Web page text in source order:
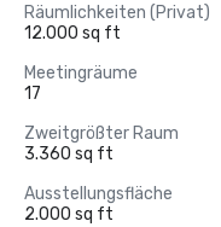
Räumlichkeiten (Privat)
12.000 sq ft
Meetingräume
17
Zweitgrößter Raum
3.360 sq ft
Ausstellungsfläche
2.000 sq ft